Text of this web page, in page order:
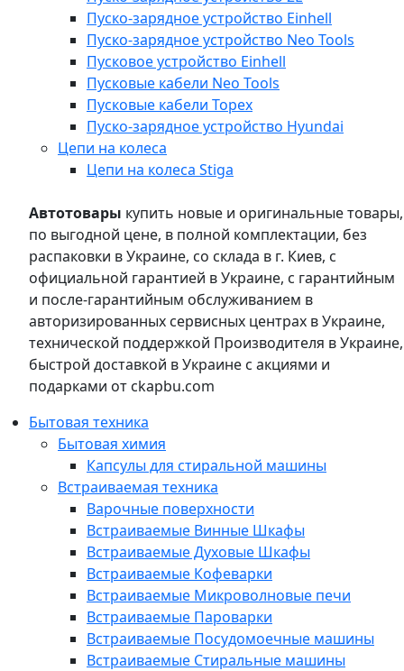
Пуско-зарядное устройство Einhell
Пуско-зарядное устройство Neo Tools
Пусковое устройство Einhell
Пусковые кабели Neo Tools
Пусковые кабели Topex
Пуско-зарядное устройство Hyundai
Цепи на колеса
Цепи на колеса Stiga
Автотовары купить новые и оригинальные товары,
по выгодной цене, в полной комплектации, без
распаковки в Украине, со склада в г. Киев, с
официальной гарантией в Украине, с гарантийным
и после-гарантийным обслуживанием в
авторизированных сервисных центрах в Украине,
технической поддержкой Производителя в Украине,
быстрой доставкой в Украине с акциями и
подарками от ckapbu.com
Бытовая техника
Бытовая химия
Капсулы для стиральной машины
Встраиваемая техника
Варочные поверхности
Встраиваемые Винные Шкафы
Встраиваемые Духовые Шкафы
Встраиваемые Кофеварки
Встраиваемые Микроволновые печи
Встраиваемые Пароварки
Встраиваемые Посудомоечные машины
Встраиваемые Стиральные машины